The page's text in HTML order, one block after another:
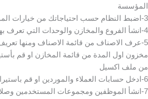
المؤسسة
​3-اضبط النظام حسب احتياجاتك من خيارات المؤسسة
​4-انشأ الفروع والمخازن والوحدات التي تعرف بها الاصناف
​5-عرف الاصناف من قائمة الاصناف ومنها
مخزون اول المدة من قائمة المخازن او قم
من ملف اكسيل
​6-ادخل حسابات العملاء والموردين او قم باستيرادهم من ملف اكسيل
​7-انشأ الموظفين ومجموعات المستخدمين وصلاحياتهم